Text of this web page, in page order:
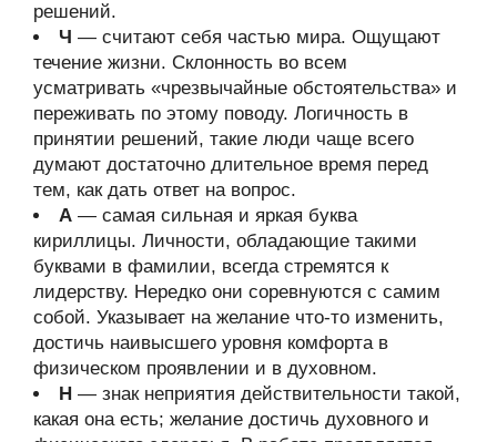
решений.
Ч — считают себя частью мира. Ощущают
течение жизни. Склонность во всем
усматривать «чрезвычайные обстоятельства» и
переживать по этому поводу. Логичность в
принятии решений, такие люди чаще всего
думают достаточно длительное время перед
тем, как дать ответ на вопрос.
А — самая сильная и яркая буква
кириллицы. Личности, обладающие такими
буквами в фамилии, всегда стремятся к
лидерству. Нередко они соревнуются с самим
собой. Указывает на желание что-то изменить,
достичь наивысшего уровня комфорта в
физическом проявлении и в духовном.
Н — знак неприятия действительности такой,
какая она есть; желание достичь духовного и